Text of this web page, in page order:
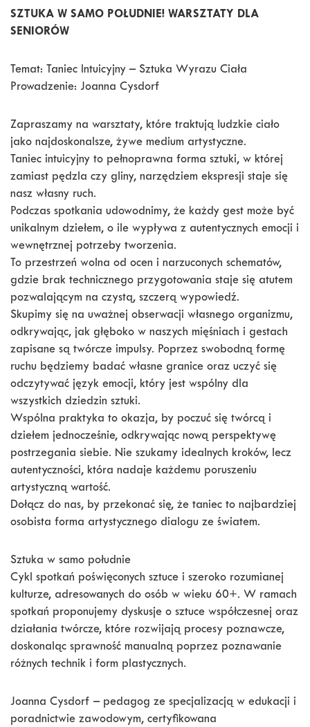
SZTUKA W SAMO POŁUDNIE! WARSZTATY DLA
SENIORÓW
Temat: Taniec Intuicyjny – Sztuka Wyrazu Ciała
Prowadzenie: Joanna Cysdorf
Zapraszamy na warsztaty, które traktują ludzkie ciało
jako najdoskonalsze, żywe medium artystyczne.
Taniec intuicyjny to pełnoprawna forma sztuki, w której
zamiast pędzla czy gliny, narzędziem ekspresji staje się
nasz własny ruch.
Podczas spotkania udowodnimy, że każdy gest może być
unikalnym dziełem, o ile wypływa z autentycznych emocji i
wewnętrznej potrzeby tworzenia.
To przestrzeń wolna od ocen i narzuconych schematów,
gdzie brak technicznego przygotowania staje się atutem
pozwalającym na czystą, szczerą wypowiedź.
Skupimy się na uważnej obserwacji własnego organizmu,
odkrywając, jak głęboko w naszych mięśniach i gestach
zapisane są twórcze impulsy. Poprzez swobodną formę
ruchu będziemy badać własne granice oraz uczyć się
odczytywać język emocji, który jest wspólny dla
wszystkich dziedzin sztuki.
Wspólna praktyka to okazja, by poczuć się twórcą i
dziełem jednocześnie, odkrywając nową perspektywę
postrzegania siebie. Nie szukamy idealnych kroków, lecz
autentyczności, która nadaje każdemu poruszeniu
artystyczną wartość.
Dołącz do nas, by przekonać się, że taniec to najbardziej
osobista forma artystycznego dialogu ze światem.
Sztuka w samo południe
Cykl spotkań poświęconych sztuce i szeroko rozumianej
kulturze, adresowanych do osób w wieku 60+. W ramach
spotkań proponujemy dyskusje o sztuce współczesnej oraz
działania twórcze, które rozwijają procesy poznawcze,
doskonaląc sprawność manualną poprzez poznawanie
różnych technik i form plastycznych.
Joanna Cysdorf – pedagog ze specjalizacją w edukacji i
poradnictwie zawodowym, certyfikowana